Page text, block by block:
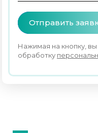
Отправить
Нажимая на кнопку,
обработку